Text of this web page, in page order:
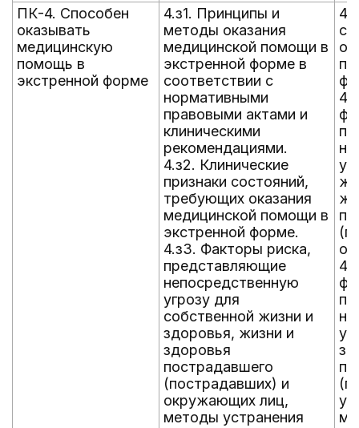
ПК-4. Способен
оказывать
медицинскую
помощь в
экстренной форме
4.з1. Принципы и
методы оказания
медицинской помощи в
экстренной форме в
соответствии с
нормативными
правовыми актами и
клиническими
рекомендациями.
4.з2. Клинические
признаки состояний,
требующих оказания
медицинской помощи в
экстренной форме.
4.з3. Факторы риска,
представляющие
непосредственную
угрозу для
собственной жизни и
здоровья, жизни и
здоровья
пострадавшего
(пострадавших) и
окружающих лиц,
методы устранения